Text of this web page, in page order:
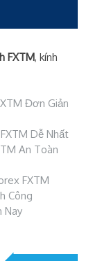
FXTM, kính
Đơn Giản
Dễ Nhất
An Toàn
FXTM
Công
Nay